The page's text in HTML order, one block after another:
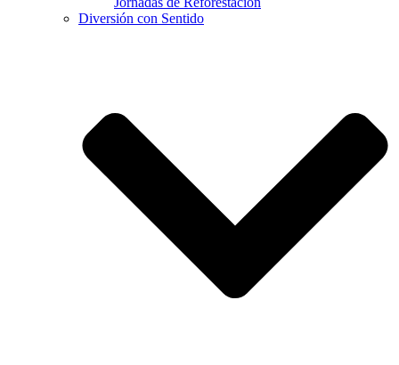
Diversión con Sentido